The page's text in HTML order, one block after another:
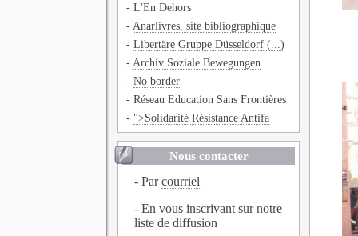
-L'En Dehors
- Anarlivres, site bibliographique
-Libertäre Gruppe Düsseldorf (...)
- Archiv Soziale Bewegungen
-No border
-Réseau Education Sans Frontières
- ">Solidarité Résistance Antifa
Nous contacter
- Parcourriel
- En vous inscrivant sur notre
liste de diffusion